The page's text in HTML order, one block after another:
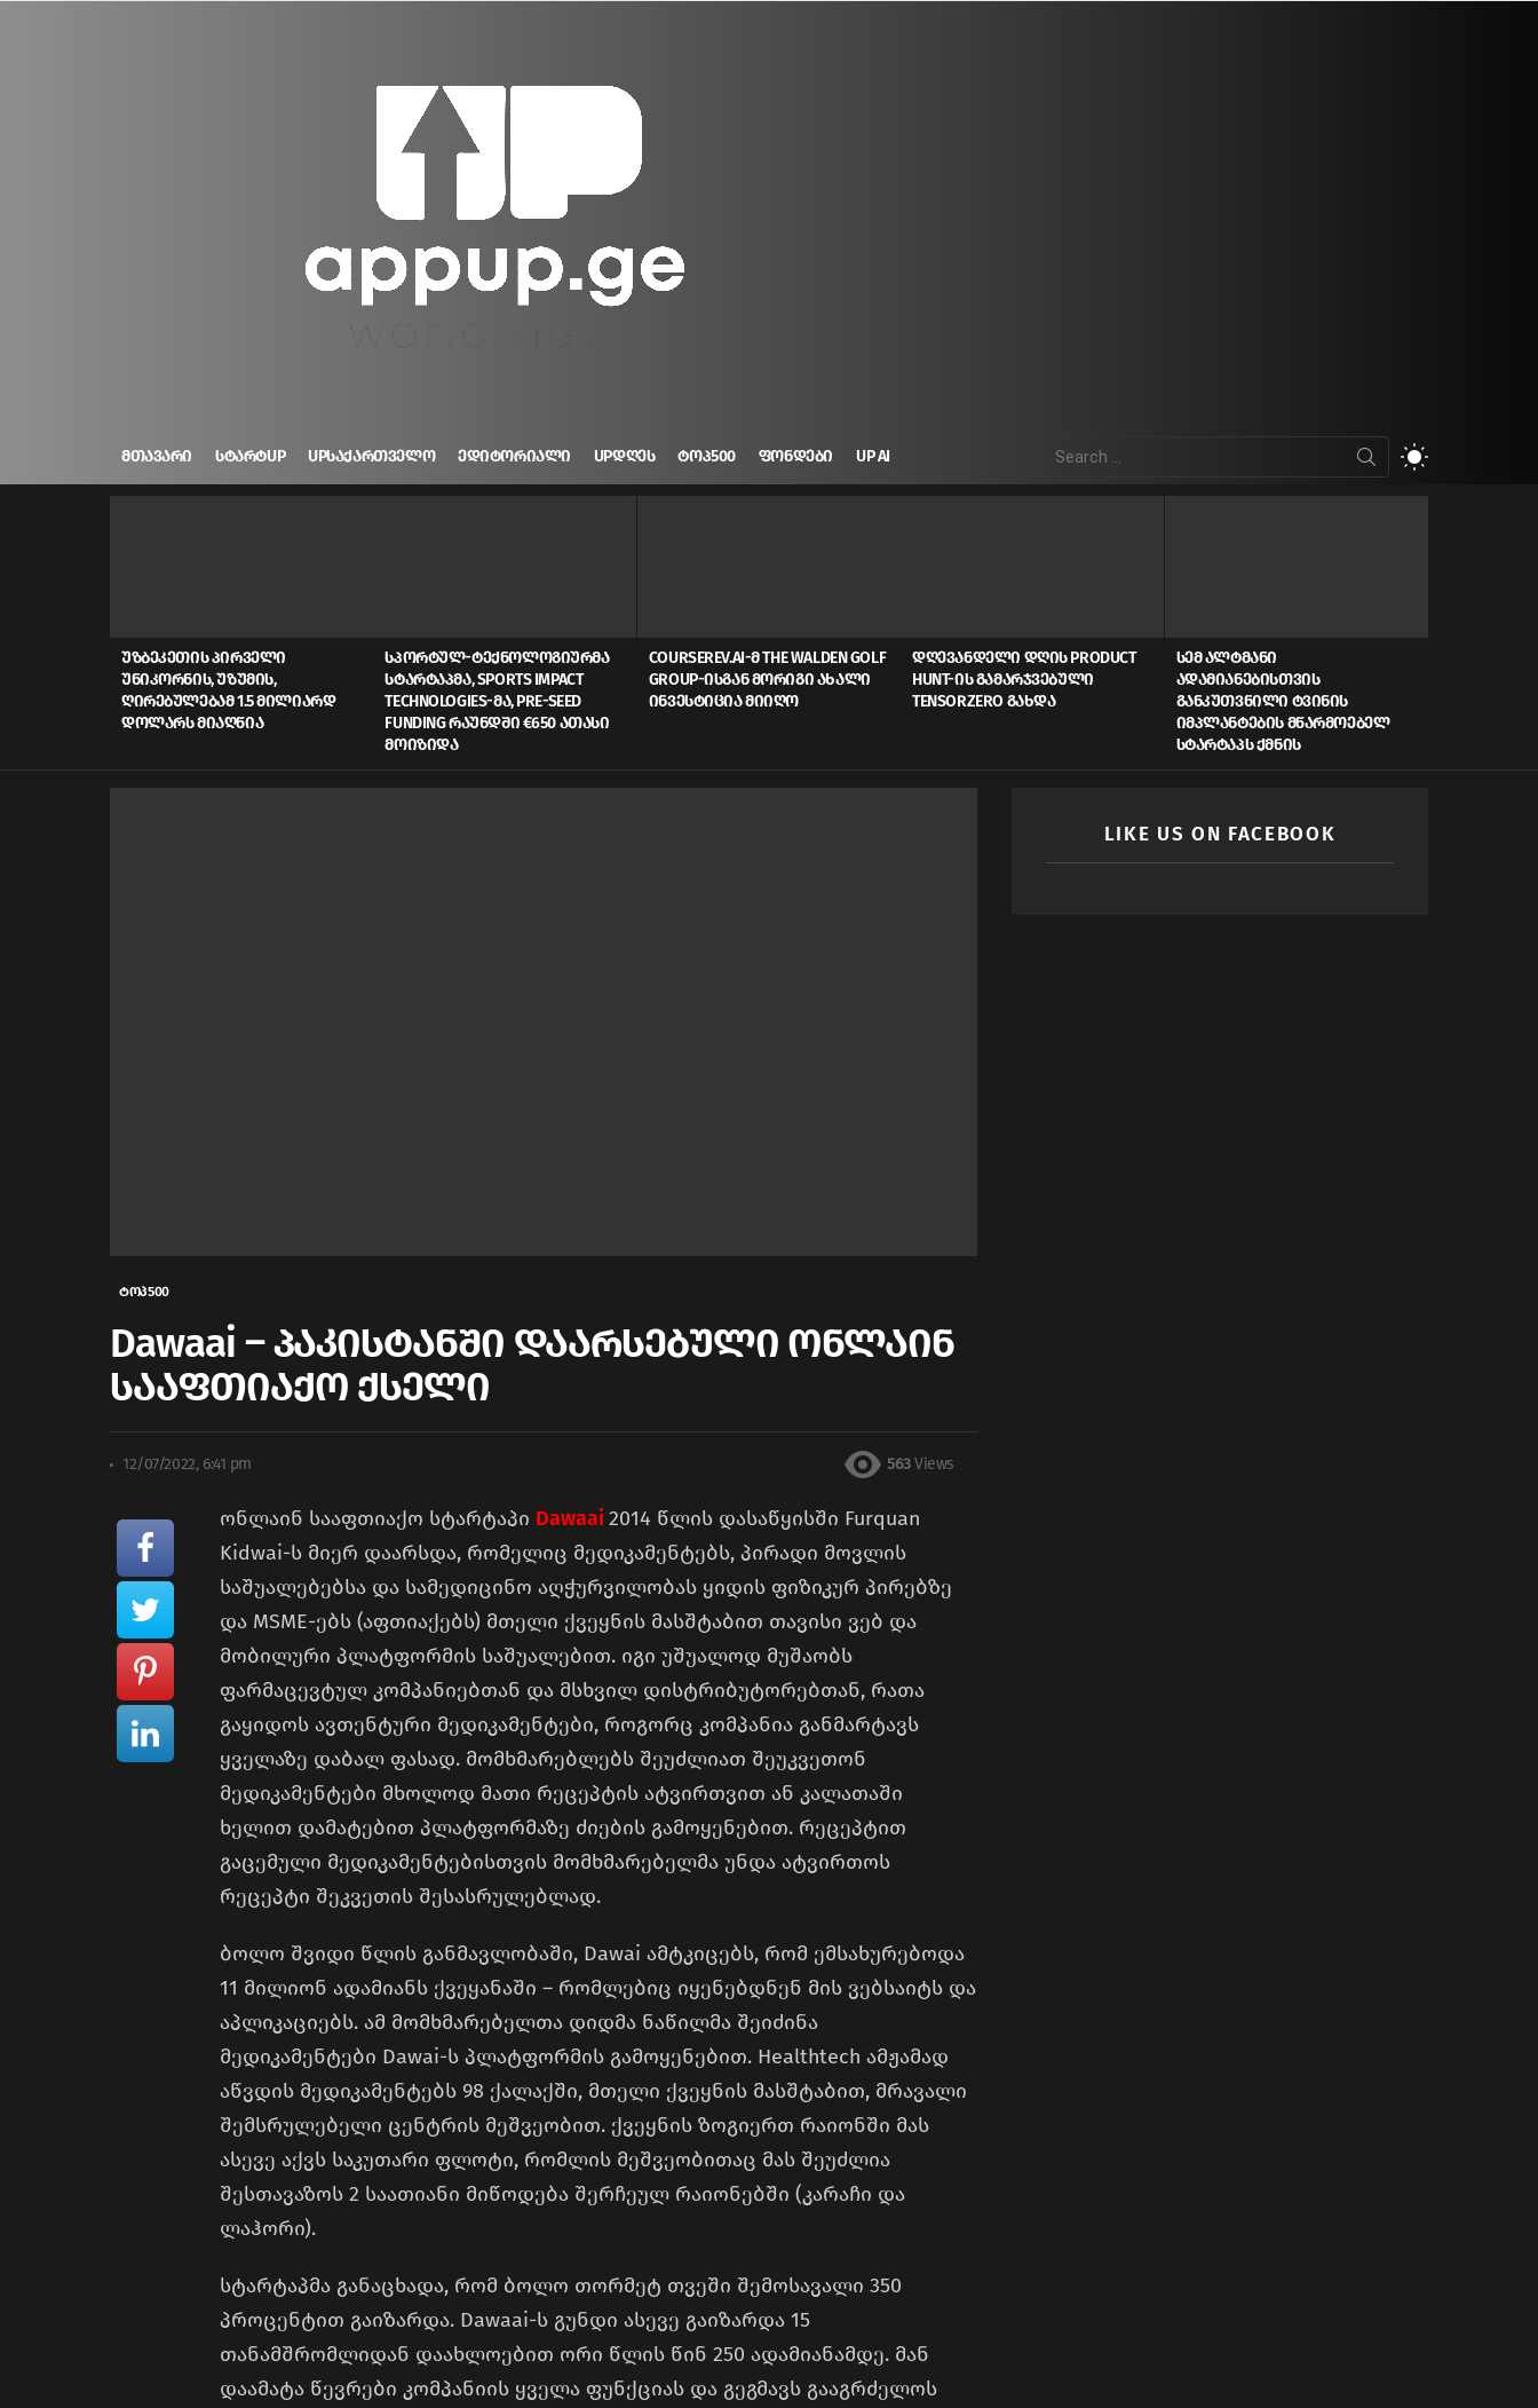
ᲛᲗᲐᲕᲐᲠᲘ ᲡᲢᲐᲠᲢUP UPᲡᲐᲥᲐᲠᲗᲕᲔᲚᲝ ᲔᲓᲘᲢᲝᲠᲘᲐᲚᲘ UPᲓᲦᲔᲡ ᲢᲝᲞ500 ᲤᲝᲜᲓᲔᲑᲘ UP AI
for:
ᲣᲖᲑᲔᲙᲔᲗᲘᲡ ᲞᲘᲠᲕᲔᲚᲘ
ᲣᲜᲘᲙᲝᲠᲜᲘᲡ, ᲣᲖᲣᲛᲘᲡ,
ᲦᲘᲠᲔᲑᲣᲚᲔᲑᲐᲛ 1.5 ᲛᲘᲚᲘᲐᲠᲓ
ᲓᲝᲚᲐᲠᲡ ᲛᲘᲐᲦᲬᲘᲐ
ᲡᲞᲝᲠᲢᲣᲚ-ᲢᲔᲥᲜᲝᲚᲝᲒᲘᲣᲠᲛᲐ
ᲡᲢᲐᲠᲢᲐᲞᲛᲐ, SPORTS IMPACT
TECHNOLOGIES-ᲛᲐ, PRE-SEED
FUNDING ᲠᲐᲣᲜᲓᲨᲘ €650 ᲐᲗᲐᲡᲘ
ᲛᲝᲘᲖᲘᲓᲐ
COURSEREV.AI-Მ THE WALDEN GOLF
GROUP-ᲘᲡᲒᲐᲜ ᲛᲝᲠᲘᲒᲘ ᲐᲮᲐᲚᲘ
ᲘᲜᲕᲔᲡᲢᲘᲪᲘᲐ ᲛᲘᲘᲦᲝ
ᲓᲦᲔᲕᲐᲜᲓᲔᲚᲘ ᲓᲦᲘᲡ PRODUCT
HUNT-ᲘᲡ ᲒᲐᲛᲐᲠᲯᲕᲔᲑᲣᲚᲘ
TENSORZERO ᲒᲐᲮᲓᲐ
ᲡᲔᲛ ᲐᲚᲢᲛᲐᲜᲘ
ᲐᲓᲐᲛᲘᲐᲜᲔᲑᲘᲡᲗᲕᲘᲡ
ᲒᲐᲜᲙᲣᲗᲕᲜᲘᲚᲘ ᲢᲕᲘᲜᲘᲡ
ᲘᲛᲞᲚᲐᲜᲢᲔᲑᲘᲡ ᲛᲬᲐᲠᲛᲝᲔᲑᲔᲚ
ᲡᲢᲐᲠᲢᲐᲞᲡ ᲥᲛᲜᲘᲡ
ტოპ500
Dawaai – პაკისტანში დაარსებული ონლაინ
სააფთიაქო ქსელი
12/07/2022, 6:41 pm 563 Views
ონლაინ სააფთიაქო სტარტაპი Dawaai 2014 წლის დასაწყისში Furquan
Kidwai-ს მიერ დაარსდა, რომელიც მედიკამენტებს, პირადი მოვლის
საშუალებებსა და სამედიცინო აღჭურვილობას ყიდის ფიზიკურ პირებზე
და MSME-ებს (აფთიაქებს) მთელი ქვეყნის მასშტაბით თავისი ვებ და
მობილური პლატფორმის საშუალებით. იგი უშუალოდ მუშაობს
ფარმაცევტულ კომპანიებთან და მსხვილ დისტრიბუტორებთან, რათა
გაყიდოს ავთენტური მედიკამენტები, როგორც კომპანია განმარტავს
ყველაზე დაბალ ფასად. მომხმარებლებს შეუძლიათ შეუკვეთონ
მედიკამენტები მხოლოდ მათი რეცეპტის ატვირთვით ან კალათაში
ხელით დამატებით პლატფორმაზე ძიების გამოყენებით. რეცეპტით
გაცემული მედიკამენტებისთვის მომხმარებელმა უნდა ატვირთოს
რეცეპტი შეკვეთის შესასრულებლად.
ბოლო შვიდი წლის განმავლობაში, Dawai ამტკიცებს, რომ ემსახურებოდა
11 მილიონ ადამიანს ქვეყანაში – რომლებიც იყენებდნენ მის ვებსაიტს და
აპლიკაციებს. ამ მომხმარებელთა დიდმა ნაწილმა შეიძინა
მედიკამენტები Dawai-ს პლატფორმის გამოყენებით. Healthtech ამჟამად
აწვდის მედიკამენტებს 98 ქალაქში, მთელი ქვეყნის მასშტაბით, მრავალი
შემსრულებელი ცენტრის მეშვეობით. ქვეყნის ზოგიერთ რაიონში მას
ასევე აქვს საკუთარი ფლოტი, რომლის მეშვეობითაც მას შეუძლია
შესთავაზოს 2 საათიანი მიწოდება შერჩეულ რაიონებში (კარაჩი და
ლაჰორი).
სტარტაპმა განაცხადა, რომ ბოლო თორმეტ თვეში შემოსავალი 350
პროცენტით გაიზარდა. Dawaai-ს გუნდი ასევე გაიზარდა 15
თანამშრომლიდან დაახლოებით ორი წლის წინ 250 ადამიანამდე. მან
დაამატა წევრები კომპანიის ყველა ფუნქციას და გეგმავს გააგრძელოს
LIKE US ON FACEBOOK